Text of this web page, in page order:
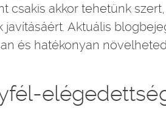
csakis akkor tehetünk
javításáért. Aktuális
és hatékonyan